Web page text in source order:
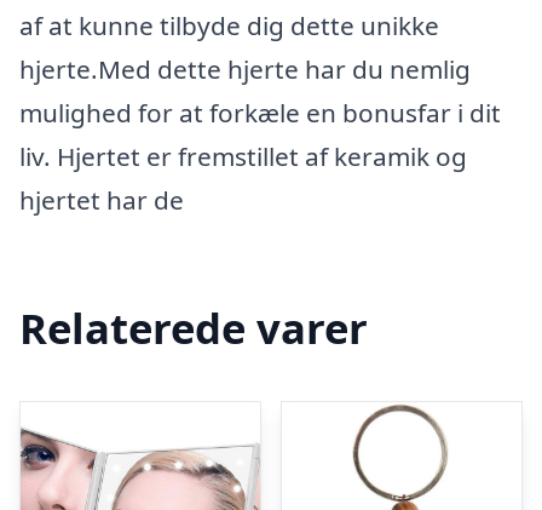
af at kunne tilbyde dig dette unikke
hjerte.Med dette hjerte har du nemlig
mulighed for at forkæle en bonusfar i dit
liv. Hjertet er fremstillet af keramik og
hjertet har de
Relaterede varer